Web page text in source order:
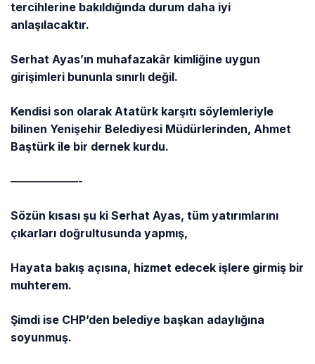
tercihlerine bakıldığında durum daha iyi
anlaşılacaktır.
Serhat Ayas’ın muhafazakâr kimliğine uygun
girişimleri bununla sınırlı değil.
Kendisi son olarak Atatürk karşıtı söylemleriyle
bilinen Yenişehir Belediyesi Müdürlerinden, Ahmet
Baştürk ile bir dernek kurdu.
——————-
Sözün kısası şu ki Serhat Ayas, tüm yatırımlarını
çıkarları doğrultusunda yapmış,
Hayata bakış açısına, hizmet edecek işlere girmiş bir
muhterem.
Şimdi ise CHP’den belediye başkan adaylığına
soyunmuş.